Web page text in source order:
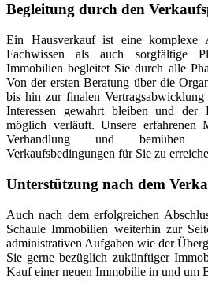
Begleitung durch den
Ein Hausverkauf ist eine komplexe
Fachwissen als auch sorgfältige
Immobilien begleitet Sie durch alle
Von der ersten Beratung über die
bis hin zur finalen
Interessen gewahrt bleiben und der
möglich verläuft. Unsere erfahrenen
Verhandlung und
Verkaufsbedingungen für Sie zu
Unterstützung nach dem
Auch nach dem erfolgreichen
Schaule Immobilien weiterhin zur
administrativen Aufgaben wie der
Sie gerne bezüglich zukünftiger
Kauf einer neuen Immobilie in und um